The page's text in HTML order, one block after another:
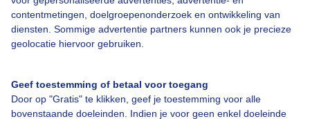
contentmetingen, doelgroepenonderzoek en ontwikkeling van
diensten. Sommige advertentie partners kunnen ook je precieze
geolocatie hiervoor gebruiken.
Geef toestemming of betaal voor toegang
Door op "Gratis" te klikken, geef je toestemming voor alle
bovenstaande doeleinden. Indien je voor geen enkel doeleinde
Bedrijfsgegevens
Contact
Toegankelijkheid